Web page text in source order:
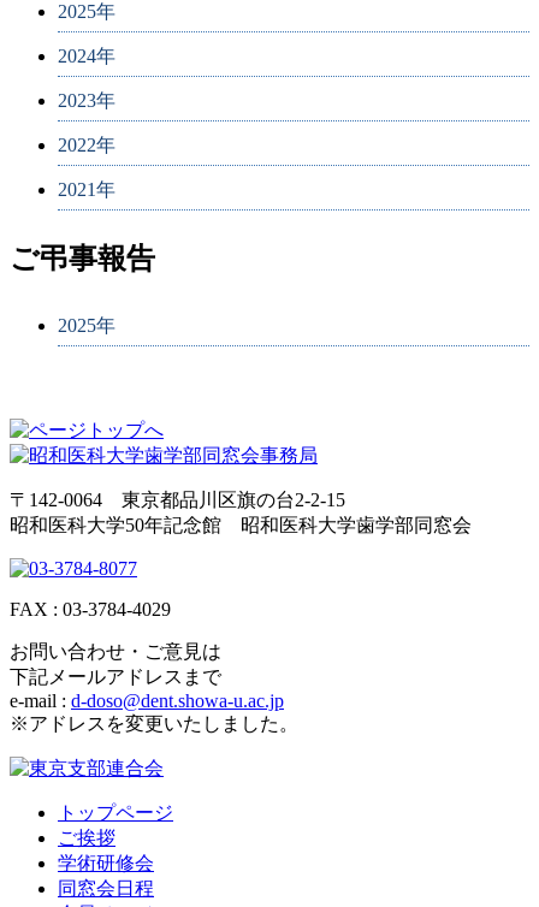
2025年
2024年
2023年
2022年
2021年
ご弔事報告
2025年
〒142-0064 東京都品川区旗の台2-2-15
昭和医科大学50年記念館 昭和医科大学歯学部同窓会
FAX : 03-3784-4029
お問い合わせ・ご意見は
下記メールアドレスまで
e-mail : d-doso@dent.showa-u.ac.jp
※アドレスを変更いたしました。
トップページ
ご挨拶
学術研修会
同窓会日程